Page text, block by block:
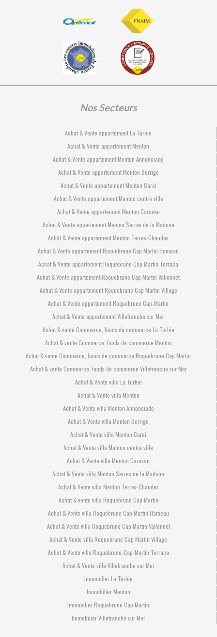
Nos Secteurs
Achat & Vente appartement La Turbie
Achat & Vente appartement Menton
Achat & Vente appartement Menton Annonciade
Achat & Vente appartement Menton Borrigo
Achat & Vente appartement Menton Carei
Achat & Vente appartement Menton centre ville
Achat & Vente appartement Menton Garavan
Achat & Vente appartement Menton Serres de la Madone
Achat & Vente appartement Menton Terres-Chaudes
Achat & Vente appartement Roquebrune Cap Martin Hameau
Achat & Vente appartement Roquebrune Cap Martin Torraca
Achat & Vente appartement Roquebrune Cap Martin Vallonnet
Achat & Vente appartement Roquebrune Cap Martin Village
Achat & Vente appartement Roquebrune Cap-Martin
Achat & Vente appartement Villefranche sur Mer
Achat & vente Commerce, fonds de commerce La Turbie
Achat & vente Commerce, fonds de commerce Menton
Achat & vente Commerce, fonds de commerce Roquebrune Cap Martin
Achat & vente Commerce, fonds de commerce Villefranche sur Mer
Achat & Vente villa La Turbie
Achat & Vente villa Menton
Achat & Vente villa Menton Annonciade
Achat & Vente villa Menton Borrigo
Achat & Vente villa Menton Carei
Achat & Vente villa Menton centre ville
Achat & Vente villa Menton Garavan
Achat & Vente villa Menton Serres de la Madone
Achat & Vente villa Menton Terres-Chaudes
Achat & vente villa Roquebrune Cap Martin
Achat & Vente villa Roquebrune Cap Martin Hameau
Achat & Vente villa Roquebrune Cap Martin Vallonnet
Achat & Vente villa Roquebrune Cap Martin Village
Achat & Vente villa Roquebrune-Cap-Martin Torraca
Achat & Vente villa Villefranche sur Mer
Immobilier La Turbie
Immobilier Menton
Immobilier Roquebrune Cap Martin
Immobilier Villefranche sur Mer